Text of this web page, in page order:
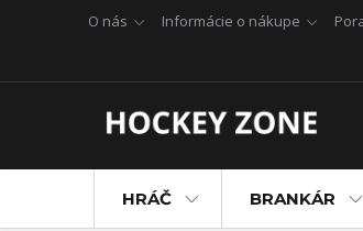
O nás Informácie o nákupe
HRÁČ BRANKÁR